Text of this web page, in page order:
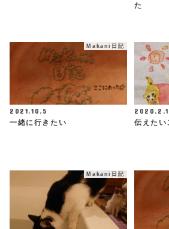
た
Makani日記
2021.10.5
一緒に行きたい 伝えたい
Makani日記